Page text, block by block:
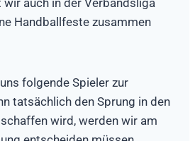
wir auch in der Verbandsliga
Handballfeste zusammen
folgende Spieler zur
tatsächlich den Sprung in den
wird, werden wir am